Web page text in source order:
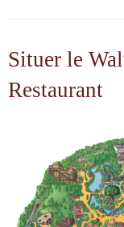
Situer le
Restaurant